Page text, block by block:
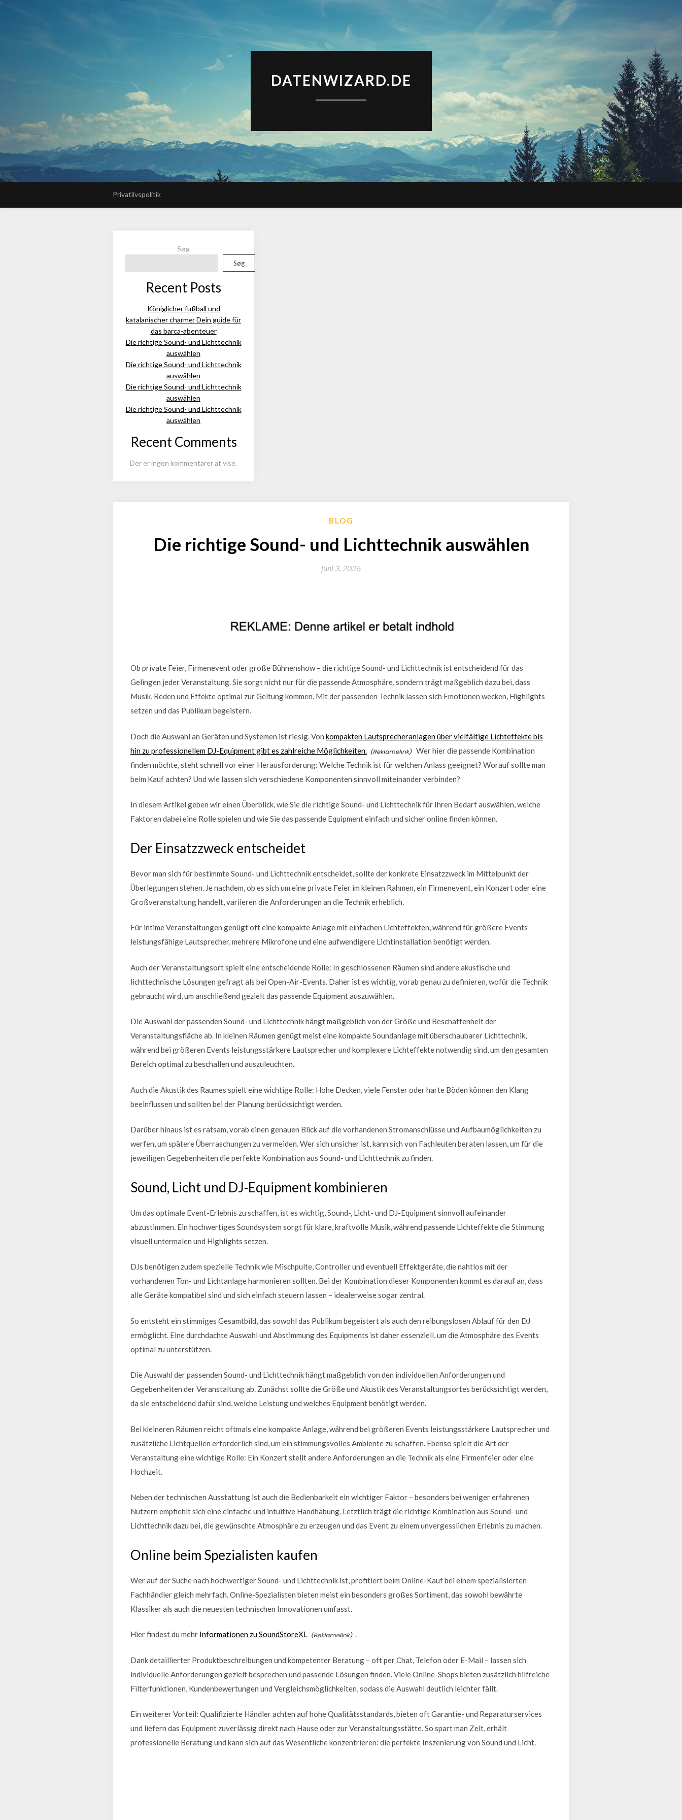
DATENWIZARD.DE
Privatlivspolitik
Søg
Søg
Recent Posts
Königlicher fußball und
katalanischer charme: Dein guide für
das barca-abenteuer
Die richtige Sound- und Lichttechnik
auswählen
Die richtige Sound- und Lichttechnik
auswählen
Die richtige Sound- und Lichttechnik
auswählen
Die richtige Sound- und Lichttechnik
auswählen
Recent Comments
Der er ingen kommentarer at vise.
BLOG
Die richtige Sound- und Lichttechnik auswählen
juni 3, 2026
Ob private Feier, Firmenevent oder große Bühnenshow – die richtige Sound- und Lichttechnik ist entscheidend für das
Gelingen jeder Veranstaltung. Sie sorgt nicht nur für die passende Atmosphäre, sondern trägt maßgeblich dazu bei, dass
Musik, Reden und Effekte optimal zur Geltung kommen. Mit der passenden Technik lassen sich Emotionen wecken, Highlights
setzen und das Publikum begeistern.
Doch die Auswahl an Geräten und Systemen ist riesig. Von kompakten Lautsprecheranlagen über vielfältige Lichteffekte bis
hin zu professionellem DJ-Equipment gibt es zahlreiche Möglichkeiten.
Wer hier die passende Kombination
finden möchte, steht schnell vor einer Herausforderung: Welche Technik ist für welchen Anlass geeignet? Worauf sollte man
beim Kauf achten? Und wie lassen sich verschiedene Komponenten sinnvoll miteinander verbinden?
In diesem Artikel geben wir einen Überblick, wie Sie die richtige Sound- und Lichttechnik für Ihren Bedarf auswählen, welche
Faktoren dabei eine Rolle spielen und wie Sie das passende Equipment einfach und sicher online finden können.
Der Einsatzzweck entscheidet
Bevor man sich für bestimmte Sound- und Lichttechnik entscheidet, sollte der konkrete Einsatzzweck im Mittelpunkt der
Überlegungen stehen. Je nachdem, ob es sich um eine private Feier im kleinen Rahmen, ein Firmenevent, ein Konzert oder eine
Großveranstaltung handelt, variieren die Anforderungen an die Technik erheblich.
Für intime Veranstaltungen genügt oft eine kompakte Anlage mit einfachen Lichteffekten, während für größere Events
leistungsfähige Lautsprecher, mehrere Mikrofone und eine aufwendigere Lichtinstallation benötigt werden.
Auch der Veranstaltungsort spielt eine entscheidende Rolle: In geschlossenen Räumen sind andere akustische und
lichttechnische Lösungen gefragt als bei Open-Air-Events. Daher ist es wichtig, vorab genau zu definieren, wofür die Technik
gebraucht wird, um anschließend gezielt das passende Equipment auszuwählen.
Die Auswahl der passenden Sound- und Lichttechnik hängt maßgeblich von der Größe und Beschaffenheit der
Veranstaltungsfläche ab. In kleinen Räumen genügt meist eine kompakte Soundanlage mit überschaubarer Lichttechnik,
während bei größeren Events leistungsstärkere Lautsprecher und komplexere Lichteffekte notwendig sind, um den gesamten
Bereich optimal zu beschallen und auszuleuchten.
Auch die Akustik des Raumes spielt eine wichtige Rolle: Hohe Decken, viele Fenster oder harte Böden können den Klang
beeinflussen und sollten bei der Planung berücksichtigt werden.
Darüber hinaus ist es ratsam, vorab einen genauen Blick auf die vorhandenen Stromanschlüsse und Aufbaumöglichkeiten zu
werfen, um spätere Überraschungen zu vermeiden. Wer sich unsicher ist, kann sich von Fachleuten beraten lassen, um für die
jeweiligen Gegebenheiten die perfekte Kombination aus Sound- und Lichttechnik zu finden.
Sound, Licht und DJ-Equipment kombinieren
Um das optimale Event-Erlebnis zu schaffen, ist es wichtig, Sound-, Licht- und DJ-Equipment sinnvoll aufeinander
abzustimmen. Ein hochwertiges Soundsystem sorgt für klare, kraftvolle Musik, während passende Lichteffekte die Stimmung
visuell untermalen und Highlights setzen.
DJs benötigen zudem spezielle Technik wie Mischpulte, Controller und eventuell Effektgeräte, die nahtlos mit der
vorhandenen Ton- und Lichtanlage harmonieren sollten. Bei der Kombination dieser Komponenten kommt es darauf an, dass
alle Geräte kompatibel sind und sich einfach steuern lassen – idealerweise sogar zentral.
So entsteht ein stimmiges Gesamtbild, das sowohl das Publikum begeistert als auch den reibungslosen Ablauf für den DJ
ermöglicht. Eine durchdachte Auswahl und Abstimmung des Equipments ist daher essenziell, um die Atmosphäre des Events
optimal zu unterstützen.
Die Auswahl der passenden Sound- und Lichttechnik hängt maßgeblich von den individuellen Anforderungen und
Gegebenheiten der Veranstaltung ab. Zunächst sollte die Größe und Akustik des Veranstaltungsortes berücksichtigt werden,
da sie entscheidend dafür sind, welche Leistung und welches Equipment benötigt werden.
Bei kleineren Räumen reicht oftmals eine kompakte Anlage, während bei größeren Events leistungsstärkere Lautsprecher und
zusätzliche Lichtquellen erforderlich sind, um ein stimmungsvolles Ambiente zu schaffen. Ebenso spielt die Art der
Veranstaltung eine wichtige Rolle: Ein Konzert stellt andere Anforderungen an die Technik als eine Firmenfeier oder eine
Hochzeit.
Neben der technischen Ausstattung ist auch die Bedienbarkeit ein wichtiger Faktor – besonders bei weniger erfahrenen
Nutzern empfiehlt sich eine einfache und intuitive Handhabung. Letztlich trägt die richtige Kombination aus Sound- und
Lichttechnik dazu bei, die gewünschte Atmosphäre zu erzeugen und das Event zu einem unvergesslichen Erlebnis zu machen.
Online beim Spezialisten kaufen
Wer auf der Suche nach hochwertiger Sound- und Lichttechnik ist, profitiert beim Online-Kauf bei einem spezialisierten
Fachhändler gleich mehrfach. Online-Spezialisten bieten meist ein besonders großes Sortiment, das sowohl bewährte
Klassiker als auch die neuesten technischen Innovationen umfasst.
Hier findest du mehr Informationen zu SoundStoreXL .
Dank detaillierter Produktbeschreibungen und kompetenter Beratung – oft per Chat, Telefon oder E-Mail – lassen sich
individuelle Anforderungen gezielt besprechen und passende Lösungen finden. Viele Online-Shops bieten zusätzlich hilfreiche
Filterfunktionen, Kundenbewertungen und Vergleichsmöglichkeiten, sodass die Auswahl deutlich leichter fällt.
Ein weiterer Vorteil: Qualifizierte Händler achten auf hohe Qualitätsstandards, bieten oft Garantie- und Reparaturservices
und liefern das Equipment zuverlässig direkt nach Hause oder zur Veranstaltungsstätte. So spart man Zeit, erhält
professionelle Beratung und kann sich auf das Wesentliche konzentrieren: die perfekte Inszenierung von Sound und Licht.